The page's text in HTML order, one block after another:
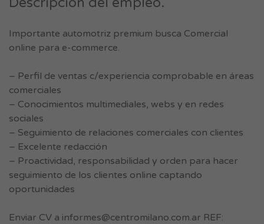
Importante automotriz premium busca Comercial
online para e-commerce.
– Perfil de ventas c/experiencia comprobable en áreas
comerciales
– Conocimientos multimediales, webs y en redes
sociales
– Seguimiento de relaciones comerciales con clientes
– Excelente redacción
– Proactividad, responsabilidad y orden para hacer
seguimiento de los clientes online captando
oportunidades
Enviar CV a informes@centromilano.com.ar REF: